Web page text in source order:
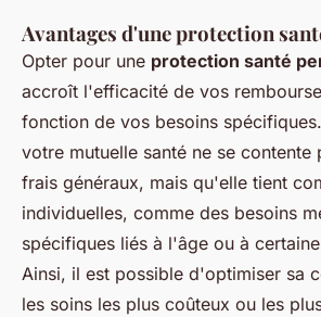
Avantages d'une protection
Opter pour une protection santé
accroît l'efficacité de vos
fonction de vos besoins
votre mutuelle santé ne se contente
frais généraux, mais qu'elle tient
individuelles, comme des besoins
spécifiques liés à l'âge ou à
Ainsi, il est possible d'optimiser sa
les soins les plus coûteux ou les